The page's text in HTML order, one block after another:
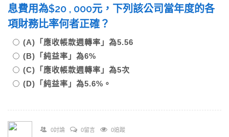
息費用為$20 , 000元，下列該公司當年度的各
項財務比率何者正確？
(A)「應收帳款週轉率」為5.56
(B)「純益率」為6%
(C)「應收帳款週轉率」為5次
(D)「純益率」為5.6%。
0討論 0留言 0追蹤